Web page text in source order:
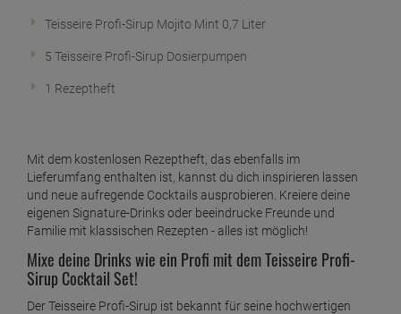
Teisseire Profi-Sirup Mojito Mint 0,7 Liter
5 Teisseire Profi-Sirup Dosierpumpen
1 Rezeptheft
Mit dem kostenlosen Rezeptheft, das ebenfalls im
Lieferumfang enthalten ist, kannst du dich inspirieren lassen
und neue aufregende Cocktails ausprobieren. Kreiere deine
eigenen Signature-Drinks oder beeindrucke Freunde und
Familie mit klassischen Rezepten - alles ist möglich!
Mixe deine Drinks wie ein Profi mit dem Teisseire Profi-
Sirup Cocktail Set!
Der Teisseire Profi-Sirup ist bekannt für seine hochwertigen